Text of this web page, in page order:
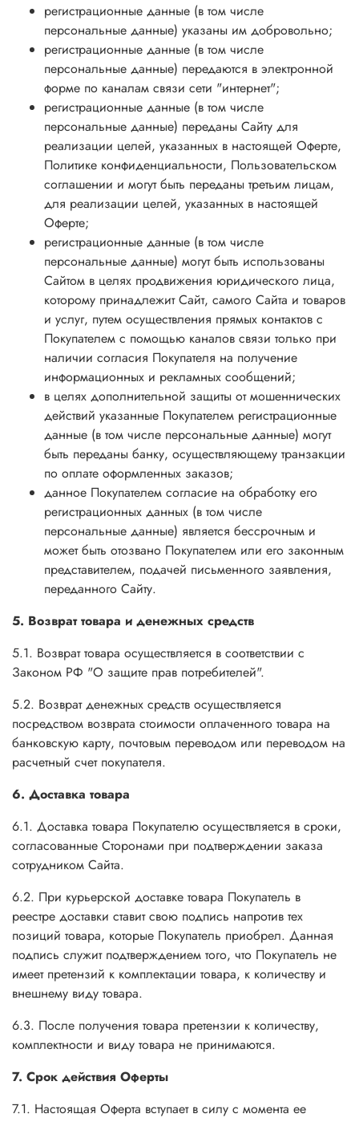
регистрационные данные (в том числе
персональные данные) указаны им добровольно;
регистрационные данные (в том числе
персональные данные) передаются в электронной
форме по каналам связи сети "интернет";
регистрационные данные (в том числе
персональные данные) переданы Сайту для
реализации целей, указанных в настоящей Оферте,
Политике конфиденциальности, Пользовательском
соглашении и могут быть переданы третьим лицам,
для реализации целей, указанных в настоящей
Оферте;
регистрационные данные (в том числе
персональные данные) могут быть использованы
Сайтом в целях продвижения юридического лица,
которому принадлежит Сайт, самого Сайта и товаров
и услуг, путем осуществления прямых контактов с
Покупателем с помощью каналов связи только при
наличии согласия Покупателя на получение
информационных и рекламных сообщений;
в целях дополнительной защиты от мошеннических
действий указанные Покупателем регистрационные
данные (в том числе персональные данные) могут
быть переданы банку, осуществляющему транзакции
по оплате оформленных заказов;
данное Покупателем согласие на обработку его
регистрационных данных (в том числе
персональные данные) является бессрочным и
может быть отозвано Покупателем или его законным
представителем, подачей письменного заявления,
переданного Сайту.
5. Возврат товара и денежных средств
5.1. Возврат товара осуществляется в соответствии с
Законом РФ "О защите прав потребителей".
5.2. Возврат денежных средств осуществляется
посредством возврата стоимости оплаченного товара на
банковскую карту, почтовым переводом или переводом на
расчетный счет покупателя.
6. Доставка товара
6.1. Доставка товара Покупателю осуществляется в сроки,
согласованные Сторонами при подтверждении заказа
сотрудником Сайта.
6.2. При курьерской доставке товара Покупатель в
реестре доставки ставит свою подпись напротив тех
позиций товара, которые Покупатель приобрел. Данная
подпись служит подтверждением того, что Покупатель не
имеет претензий к комплектации товара, к количеству и
внешнему виду товара.
6.3. После получения товара претензии к количеству,
комплектности и виду товара не принимаются.
7. Срок действия Оферты
7.1. Настоящая Оферта вступает в силу с момента ее